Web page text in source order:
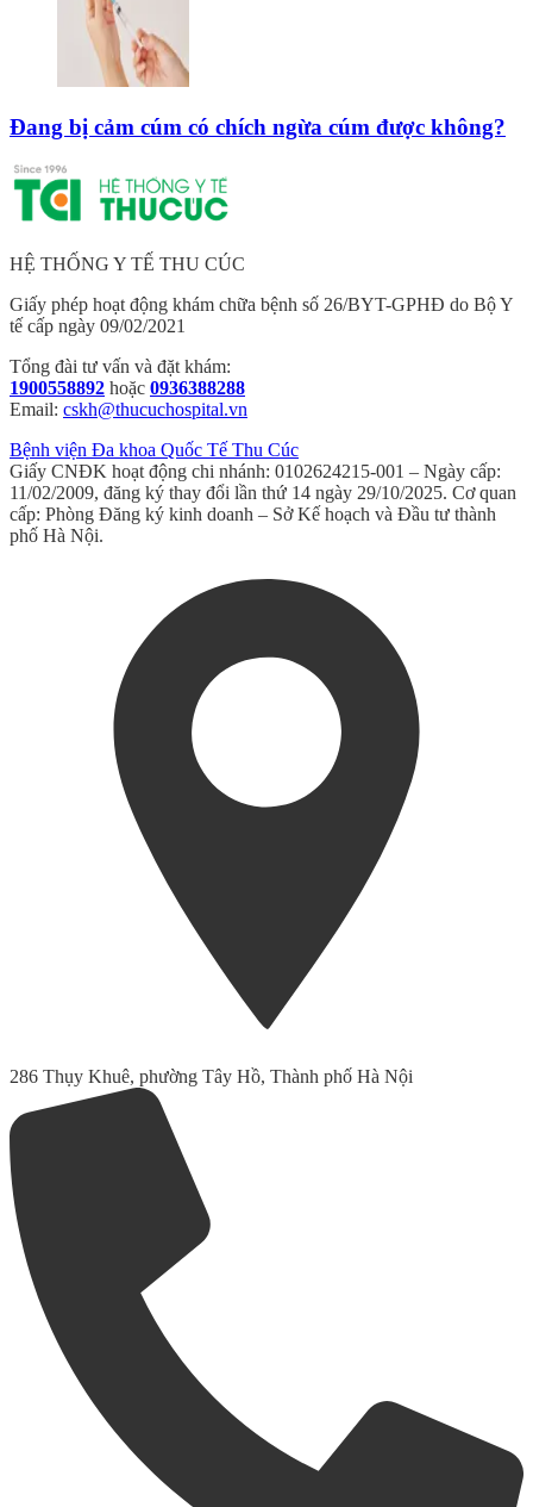
Đang bị cảm cúm có chích ngừa cúm được không?
HỆ THỐNG Y TẾ THU CÚC
Giấy phép hoạt động khám chữa bệnh số 26/BYT-GPHĐ do Bộ Y
tế cấp ngày 09/02/2021
Tổng đài tư vấn và đặt khám:
1900558892 hoặc 0936388288
Email: cskh@thucuchospital.vn
Bệnh viện Đa khoa Quốc Tế Thu Cúc
Giấy CNĐK hoạt động chi nhánh: 0102624215-001 – Ngày cấp:
11/02/2009, đăng ký thay đổi lần thứ 14 ngày 29/10/2025. Cơ quan
cấp: Phòng Đăng ký kinh doanh – Sở Kế hoạch và Đầu tư thành
phố Hà Nội.
286 Thụy Khuê, phường Tây Hồ, Thành phố Hà Nội